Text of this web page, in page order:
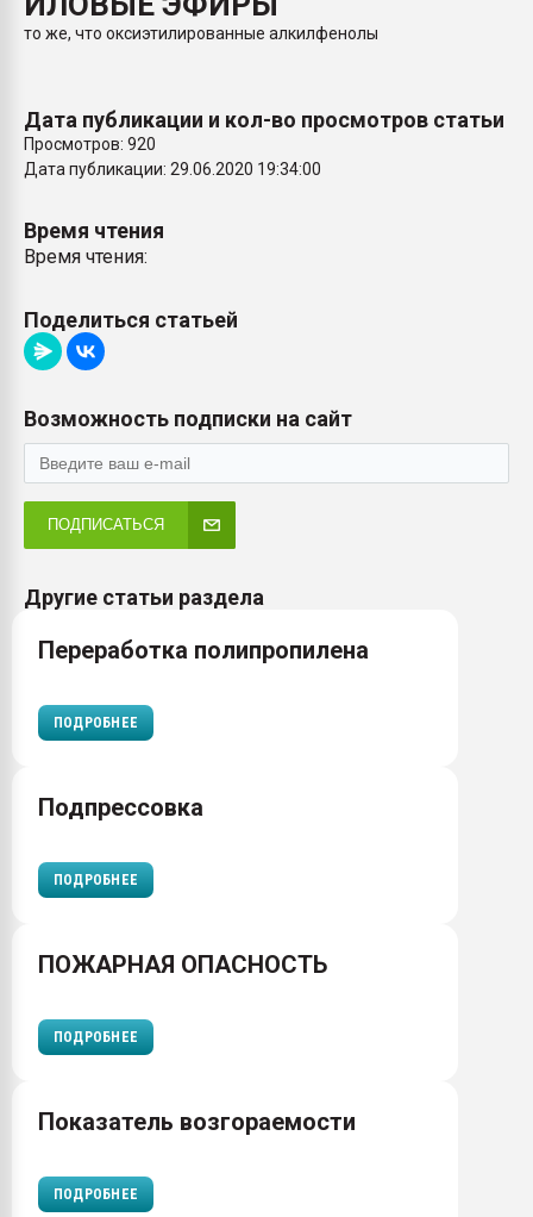
бутылок
то же, что оксиэтилированные алкилфенолы
Дата публикации и кол-во просмотров статьи
Просмотров: 920
Дата публикации: 29.06.2020 19:34:00
Время чтения
Время чтения:
Поделиться статьей
Возможность подписки на сайт
ПОДПИСАТЬСЯ
Другие статьи раздела
Переработка полипропилена
ПОДРОБНЕЕ
Подпрессовка
ПОДРОБНЕЕ
ПОЖАРНАЯ ОПАСНОСТЬ
ПОДРОБНЕЕ
Показатель возгораемости
ПОДРОБНЕЕ